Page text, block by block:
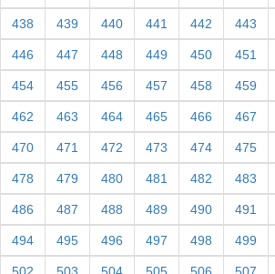
438 439 440 441 442 443
446 447 448 449 450 451
454 455 456 457 458 459
462 463 464 465 466 467
470 471 472 473 474 475
478 479 480 481 482 483
486 487 488 489 490 491
494 495 496 497 498 499